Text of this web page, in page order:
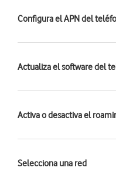
Configura el APN del
Actualiza el software del
Activa o desactiva el
Selecciona una red